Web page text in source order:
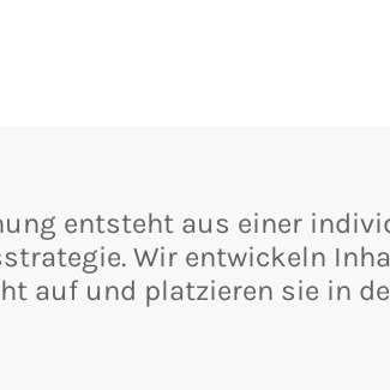
entsteht aus einer
Wir entwickeln
auf und platzieren sie in